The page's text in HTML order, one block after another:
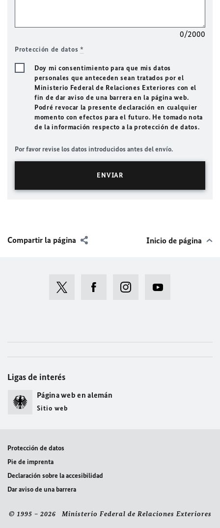
0/2000
Protección de datos *
Doy mi consentimiento para que mis datos
personales que anteceden sean tratados por el
Ministerio Federal de Relaciones Exteriores con el
fin de dar aviso de una barrera en la página web.
Podré revocar la presente declaración en cualquier
momento con efectos para el futuro. He tomado nota
de la información respecto a la protección de datos.
Por favor revise los datos introducidos antes del envío.
Compartir la página Inicio de página
Ligas de interés
Página web en alemán
Sitio web
Protección de datos
Pie de imprenta
Declaración sobre la accesibilidad
Dar aviso de una barrera
© 1995 – 2026 Ministerio Federal de Relaciones Exteriores